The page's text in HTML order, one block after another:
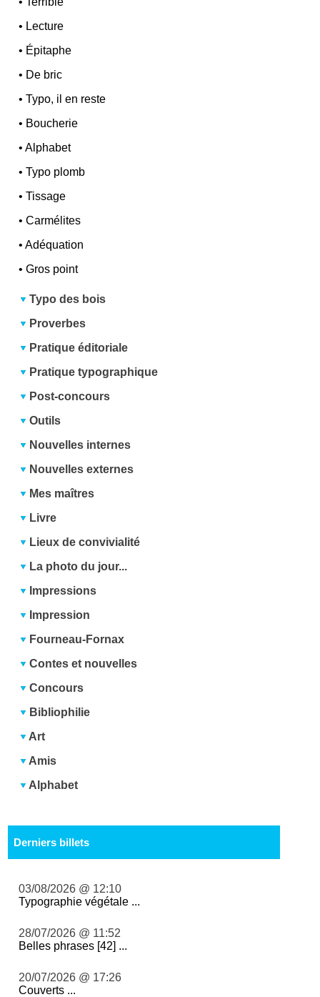
• Lecture
• Épitaphe
• De bric
•Typo, il en reste
• Boucherie
•Alphabet
•Typo plomb
•Tissage
•Carmélites
•Adéquation
•Gros point
Typo des bois
Proverbes
Pratique éditoriale
Pratique typographique
Post-concours
Outils
Nouvelles internes
Nouvelles externes
Mes maîtres
Livre
Lieux de convivialité
La photo du jour...
Impressions
Impression
Fourneau-Fornax
Contes et nouvelles
Concours
Bibliophilie
Art
Amis
Alphabet
Derniers billets
03/08/2026 @ 12:10
Typographie végétale ...
28/07/2026 @ 11:52
Belles phrases [42] ...
20/07/2026 @ 17:26
Couverts ...